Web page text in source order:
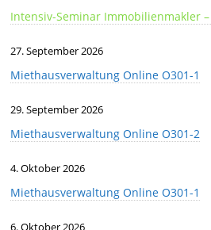
Intensiv-Seminar Immobilienmakler –
27. September 2026
Miethausverwaltung Online O301-1
29. September 2026
Miethausverwaltung Online O301-2
4. Oktober 2026
Miethausverwaltung Online O301-1
6. Oktober 2026